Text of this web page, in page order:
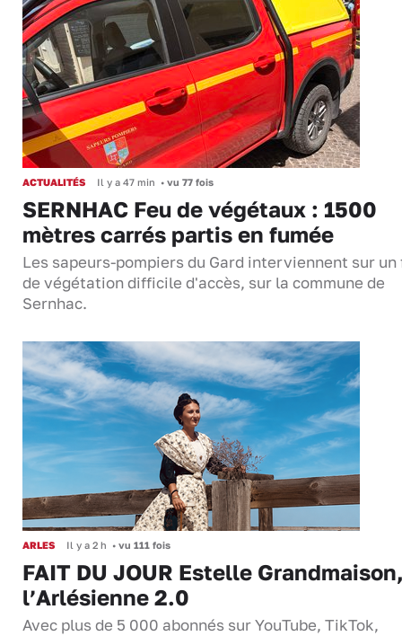
ACTUALITÉS Il y a 47 min • vu 77 fois
SERNHAC Feu de végétaux : 1500
mètres carrés partis en fumée
Les sapeurs-pompiers du Gard interviennent sur un
de végétation difficile d'accès, sur la commune de
Sernhac.
ARLES Il y a 2 h • vu 111 fois
FAIT DU JOUR Estelle
l’Arlésienne 2.0
Avec plus de 5 000 abonnés sur YouTube, TikTok,